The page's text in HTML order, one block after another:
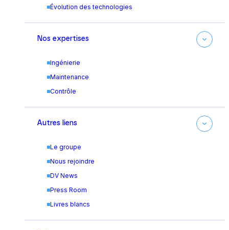
Évolution des technologies
Nos expertises
Ingénierie
Maintenance
Contrôle
Autres liens
Le groupe
Nous rejoindre
DV News
Press Room
Livres blancs